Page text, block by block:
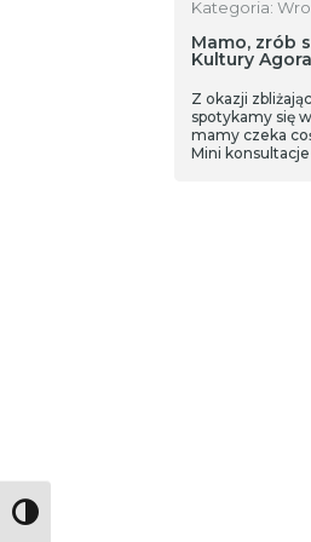
Toggle High Contrast
Kategoria:
Mamo, zrób
Kultury
Z okazji
spotykamy się
mamy czeka
Mini